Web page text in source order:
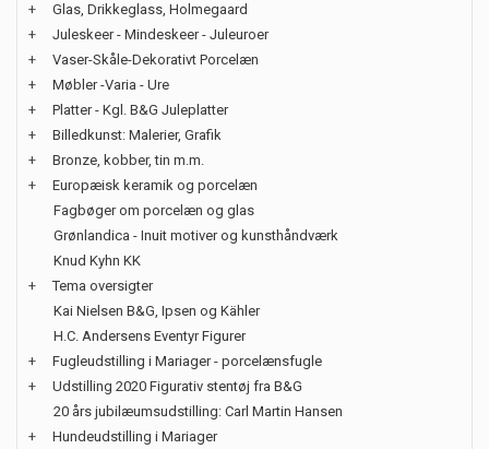
+
Glas, Drikkeglass, Holmegaard
+
Juleskeer - Mindeskeer - Juleuroer
+
Vaser-Skåle-Dekorativt Porcelæn
+
Møbler -Varia - Ure
+
Platter - Kgl. B&G Juleplatter
+
Billedkunst: Malerier, Grafik
+
Bronze, kobber, tin m.m.
+
Europæisk keramik og porcelæn
Fagbøger om porcelæn og glas
Grønlandica - Inuit motiver og kunsthåndværk
Knud Kyhn KK
+
Tema oversigter
Kai Nielsen B&G, Ipsen og Kähler
H.C. Andersens Eventyr Figurer
+
Fugleudstilling i Mariager - porcelænsfugle
+
Udstilling 2020 Figurativ stentøj fra B&G
20 års jubilæumsudstilling: Carl Martin Hansen
+
Hundeudstilling i Mariager